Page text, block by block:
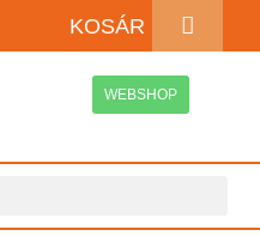
KOSÁR
WEBSHOP